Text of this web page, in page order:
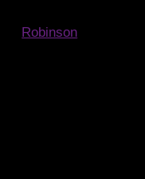
Robinson